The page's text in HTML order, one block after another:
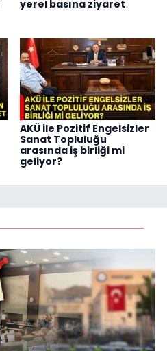
yerel basına ziyaret
AKÜ ile Pozitif Engelsizler
Sanat Topluluğu
arasında iş birliği mi
geliyor?